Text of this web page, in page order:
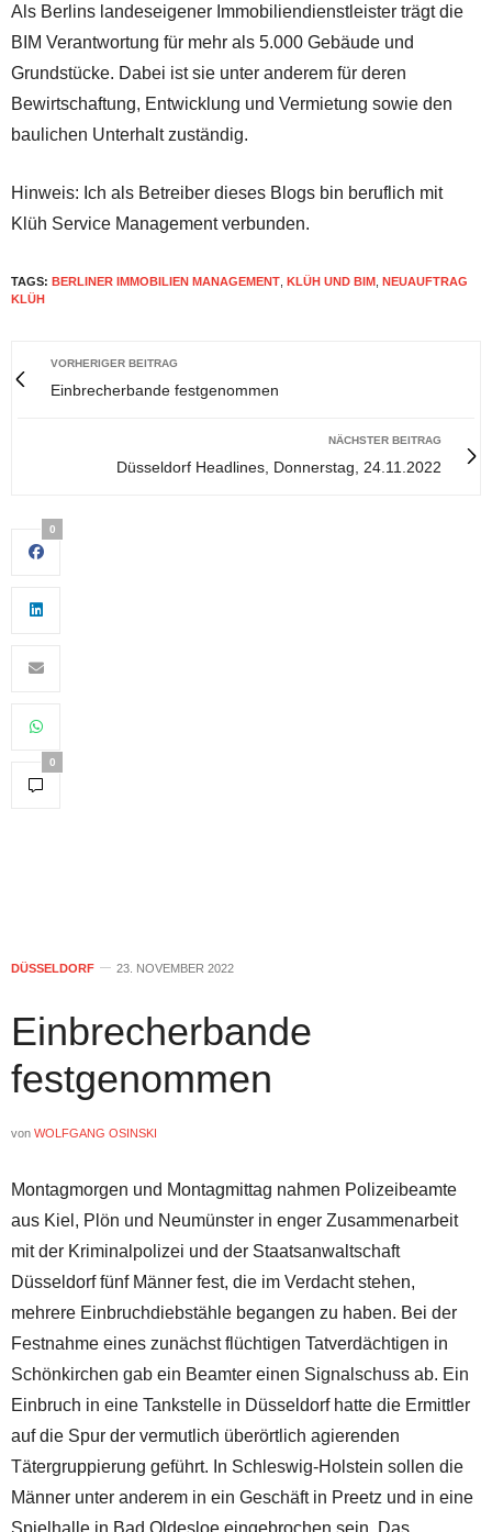
Als Berlins landeseigener Immobiliendienstleister trägt die
BIM Verantwortung für mehr als 5.000 Gebäude und
Grundstücke. Dabei ist sie unter anderem für deren
Bewirtschaftung, Entwicklung und Vermietung sowie den
baulichen Unterhalt zuständig.
Hinweis: Ich als Betreiber dieses Blogs bin beruflich mit
Klüh Service Management verbunden.
TAGS: BERLINER IMMOBILIEN MANAGEMENT KLÜH UND BIM NEUAUFTRAG
KLÜH
VORHERIGER BEITRAG
Einbrecherbande festgenommen
NÄCHSTER BEITRAG
Düsseldorf Headlines, Donnerstag, 24.11.2022
0
0
DÜSSELDORF 23. NOVEMBER 2022
Einbrecherbande
festgenommen
von WOLFGANG OSINSKI
Montagmorgen und Montagmittag nahmen Polizeibeamte
aus Kiel, Plön und Neumünster in enger Zusammenarbeit
mit der Kriminalpolizei und der Staatsanwaltschaft
Düsseldorf fünf Männer fest, die im Verdacht stehen,
mehrere Einbruchdiebstähle begangen zu haben. Bei der
Festnahme eines zunächst flüchtigen Tatverdächtigen in
Schönkirchen gab ein Beamter einen Signalschuss ab. Ein
Einbruch in eine Tankstelle in Düsseldorf hatte die Ermittler
auf die Spur der vermutlich überörtlich agierenden
Tätergruppierung geführt. In Schleswig-Holstein sollen die
Männer unter anderem in ein Geschäft in Preetz und in eine
Spielhalle in Bad Oldesloe eingebrochen sein. Das